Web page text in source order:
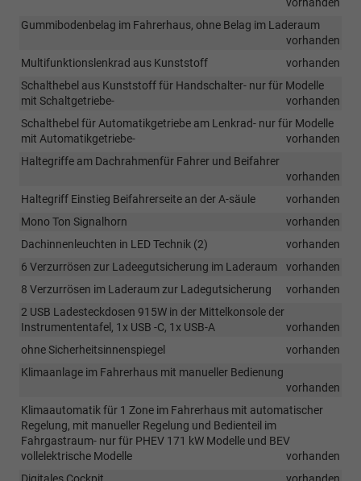
Gummibodenbelag im Fahrerhaus, ohne Belag im Laderaum
vorhanden
Multifunktionslenkrad aus Kunststoff
vorhanden
Schalthebel aus Kunststoff für Handschalter- nur für Modelle
mit Schaltgetriebe-
vorhanden
Schalthebel für Automatikgetriebe am Lenkrad- nur für Modelle
mit Automatikgetriebe-
vorhanden
Haltegriffe am Dachrahmenfür Fahrer und Beifahrer
vorhanden
Haltegriff Einstieg Beifahrerseite an der A-säule
vorhanden
Mono Ton Signalhorn
vorhanden
Dachinnenleuchten in LED Technik (2)
vorhanden
6 Verzurrösen zur Ladeegutsicherung im Laderaum
vorhanden
8 Verzurrösen im Laderaum zur Ladegutsicherung
vorhanden
2 USB Ladesteckdosen 915W in der Mittelkonsole der
Instrumententafel, 1x USB -C, 1x USB-A
vorhanden
ohne Sicherheitsinnenspiegel
vorhanden
Klimaanlage im Fahrerhaus mit manueller Bedienung
vorhanden
Klimaautomatik für 1 Zone im Fahrerhaus mit automatischer
Regelung, mit manueller Regelung und Bedienteil im
Fahrgastraum- nur für PHEV 171 kW Modelle und BEV
vollelektrische Modelle
vorhanden
Digitales Cockpit
vorhanden